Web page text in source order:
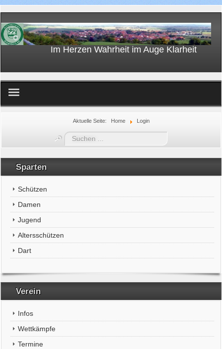
Im Herzen Wahrheit im Auge Klarheit
Aktuelle Seite: Home Login
Suchen
...
Sparten
Schützen
Damen
Jugend
Altersschützen
Dart
Verein
Infos
Wettkämpfe
Termine